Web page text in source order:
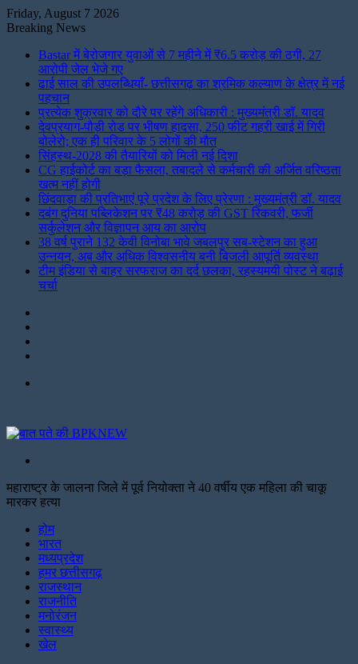
Friday, August 7 2026
Breaking News
Bastar में बेरोजगार युवाओं से 7 महीने में ₹6.5 करोड़ की ठगी, 27
आरोपी जेल भेजे गए
ढाई साल की उपलब्धियाँ- छत्तीसगढ़ का श्रमिक कल्याण के क्षेत्र में नई
पहचान
प्रत्येक शुक्रवार को दौरे पर रहेंगे अधिकारी : मुख्यमंत्री डॉ. यादव
देवप्रयाग-पौड़ी रोड पर भीषण हादसा, 250 फीट गहरी खाई में गिरी
बोलेरो; एक ही परिवार के 5 लोगों की मौत
सिंहस्थ-2028 की तैयारियों को मिली नई दिशा
CG हाईकोर्ट का बड़ा फैसला, तबादले से कर्मचारी की अर्जित वरिष्ठता
खत्म नहीं होगी
छिंदवाड़ा की प्रतिभाएं पूरे प्रदेश के लिए प्रेरणा : मुख्यमंत्री डॉ. यादव
दबंग दुनिया पब्लिकेशन पर ₹48 करोड़ की GST रिकवरी, फर्जी
सर्कुलेशन और विज्ञापन आय का आरोप
38 वर्ष पुराने 132 केवी विनोबा भावे जबलपुर सब-स्टेशन का हुआ
उन्नयन, अब और अधिक विश्वसनीय बनी बिजली आपूर्ति व्यवस्था
टीम इंडिया से बाहर सरफराज का दर्द छलका, रहस्यमयी पोस्ट ने बढ़ाई
चर्चा
महाराष्ट्र के जालना जिले में पूर्व नियोक्ता ने 40 वर्षीय एक महिला की चाकू
मारकर हत्या
होम
भारत
मध्यप्रदेश
हमर छत्तीसगढ़
राजस्थान
राजनीति
मनोरंजन
स्वास्थ्य
खेल